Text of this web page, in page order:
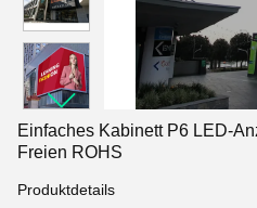
Einfaches Kabinett P6 LED-
Freien ROHS
Produktdetails